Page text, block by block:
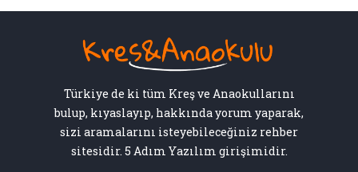
Türkiye de ki tüm Kreş ve Anaokullarını
bulup, kıyaslayıp, hakkında yorum yaparak,
sizi aramalarını isteyebileceğiniz rehber
sitesidir. 5 Adım Yazılım girişimidir.